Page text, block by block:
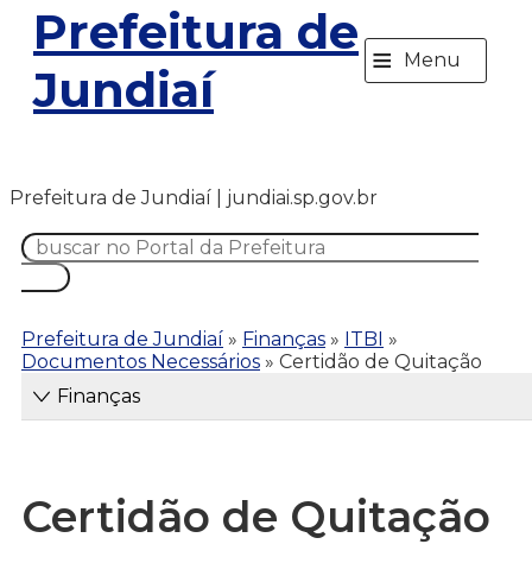
Prefeitura de
Jundiaí
≡ Menu
Prefeitura de Jundiaí | jundiai.sp.gov.br
Prefeitura de Jundiaí » Finanças » ITBI »
Documentos Necessários » Certidão de Quitação
Finanças
Certidão de Quitação